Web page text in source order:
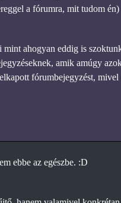
a fórumra, mit tudom
ahogyan eddig is
amik amúgy
fórumbejegyzést,
ebbe az egészbe. :D